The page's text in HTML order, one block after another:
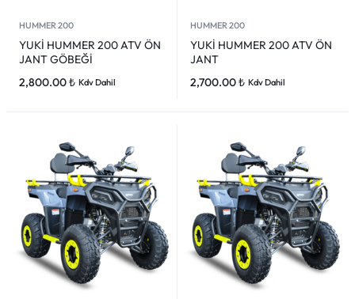
HUMMER 200
YUKİ HUMMER 200 ATV ÖN
JANT GÖBEĞİ
2,800.00₺ Kdv Dahil
HUMMER 200
YUKİ HUMMER 200 ATV ÖN
JANT
2,700.00₺ Kdv Dahil